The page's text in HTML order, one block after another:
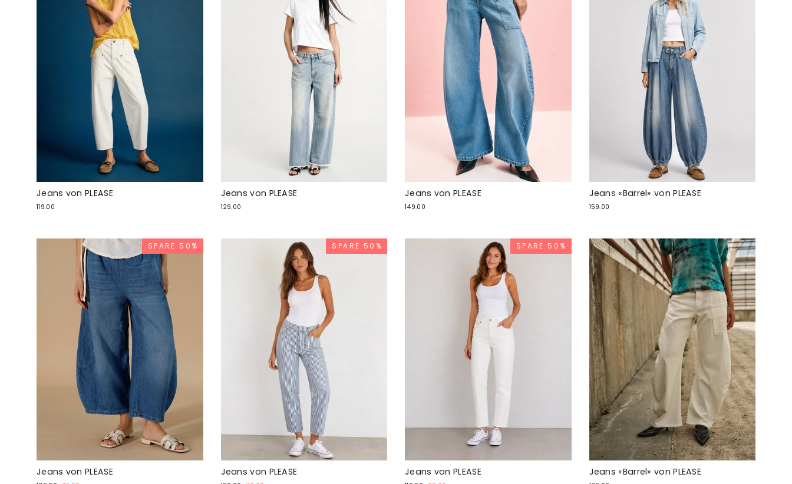
Jeans von PLEASE
119.00
Jeans von PLEASE
129.00
Jeans von PLEASE
149.00
Jeans «Barrel» von PLEASE
159.00
SPARE 50%
Jeans von PLEASE
SPARE 50%
Jeans von PLEASE
SPARE 50%
Jeans von PLEASE Jeans «Barrel» von PLEASE